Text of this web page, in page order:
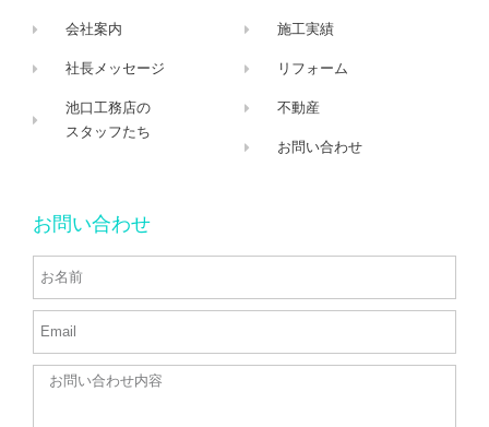
会社案内
社長メッセージ
池口工務店の
スタッフたち
施工実績
リフォーム
不動産
お問い合わせ
お問い合わせ